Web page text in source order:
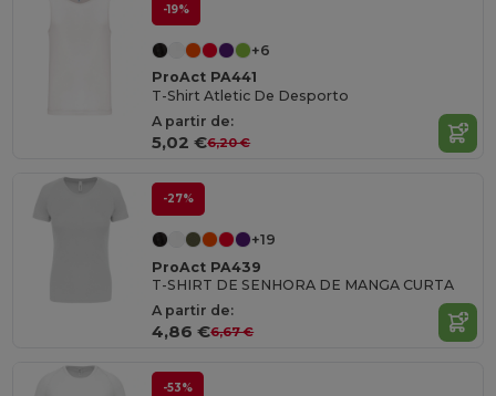
-19%
+6
ProAct PA441
T-Shirt Atletic De Desporto
A partir de:
5,02 €6,20 €
-27%
+19
ProAct PA439
T-SHIRT DE SENHORA DE MANGA CURTA
A partir de:
4,86 €6,67 €
-53%